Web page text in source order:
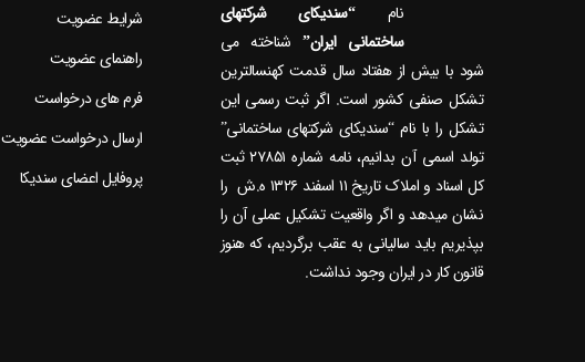
نام“سندیکای شرکتهای
ساختمانی ایران”
شود با بیش از هفتاد سال قدمت کهنسال‎ترین
تشکل صنفی کشور است. اگر ثبت رسمی این
تشکل را با نام “سندیکای شرکتهای ساختمانی”
تولد اسمی آن بدانیم، نامه شماره ۲۷۸۵۱ ثبت
کل اسناد و املاک تاریخ ۱۱ اسفند ۱۳۲۶ ه.ش را
نشان می‎دهد و اگر واقعیت تشکیل عملی آن را
بپذیریم باید سالیانی به عقب برگردیم، که هنوز
قانون کار در ایران وجود نداشت.
شرایط عضویت
راهنمای عضویت
فرم های درخواست
ارسال درخواست عضویت
پروفایل اعضای سندیکا